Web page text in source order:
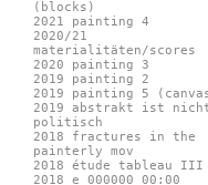
(blocks)
2021 painting 4
2020/21
materialitäten/scores
2020 painting 3
2019 painting 2
2019 painting 5
2019 abstrakt ist
politisch
2018 fractures in the
painterly mov
2018 étude tableau III
2018 e 000000 00:00